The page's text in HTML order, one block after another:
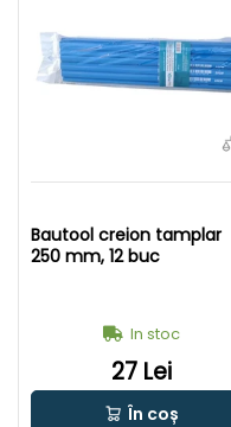
Bautool creion tamplar
250 mm, 12 buc
In stoc
27 Lei
În coș